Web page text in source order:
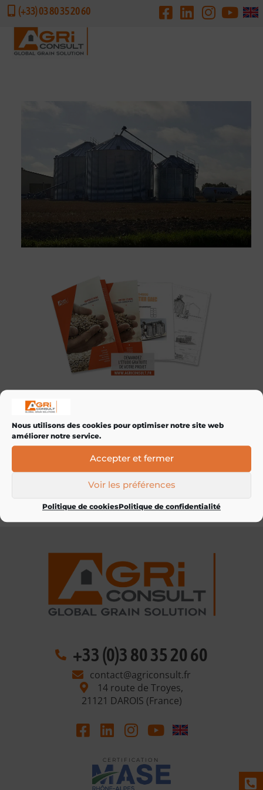
Nous utilisons des cookies pour optimiser notre site web
améliorer notre service.
Accepter et fermer
Voir les préférences
Politique de cookiesPolitique de confidentialité
DEMANDE DE DEVIS
(+33) 03 80 35 20 60
Vous avez un projet, vous souhaitez le faire
évaluer gratuitement
cliquez ci-dessous pour nous en dire plus ou
contactez-nous au
J'AI UN PROJET, JE SOUHAITE OBTENIR
DES RENSEIGNEMENTS
+33 (0)3 80 35 20 60
contact@agriconsult.fr
14 route de Troyes,
21121 DAROIS (France)
C E R T I F I C A T I O N